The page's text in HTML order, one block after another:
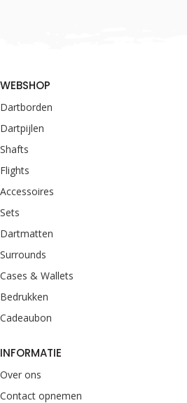
WEBSHOP
Dartborden
Dartpijlen
Shafts
Flights
Accessoires
Sets
Dartmatten
Surrounds
Cases & Wallets
Bedrukken
Cadeaubon
INFORMATIE
Over ons
Contact opnemen